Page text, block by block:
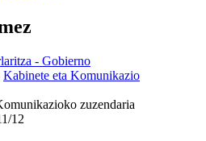
- Gobierno
Kabinete eta Komunikazio
zuzendaria
12